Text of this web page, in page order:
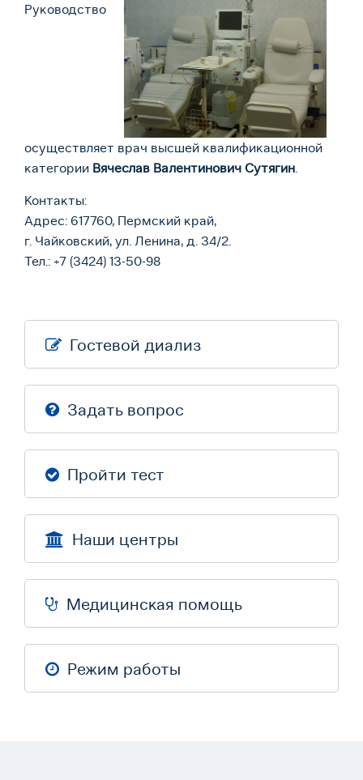
Руководство
осуществляет врач высшей квалификационной
категории Вячеслав Валентинович Сутягин.
Контакты:
Адрес: 617760, Пермский край,
г. Чайковский, ул. Ленина, д. 34/2.
Тел.: +7 (3424) 13-50-98
Гостевой диализ
Задать вопрос
Пройти тест
Наши центры
Медицинская помощь
Режим работы